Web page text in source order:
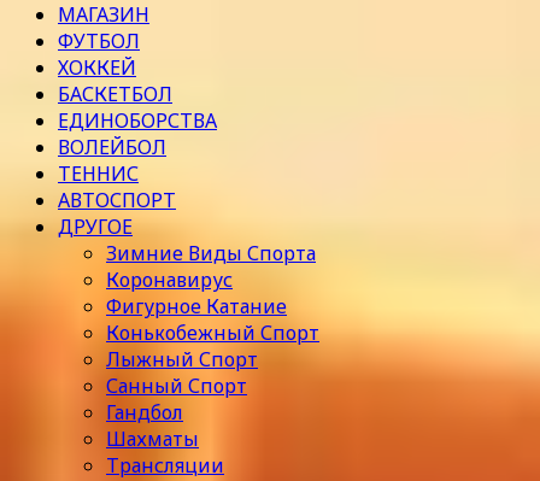
МАГАЗИН
ФУТБОЛ
ХОККЕЙ
БАСКЕТБОЛ
ЕДИНОБОРСТВА
ВОЛЕЙБОЛ
ТЕННИС
АВТОСПОРТ
ДРУГОЕ
Зимние Виды Спорта
Коронавирус
Фигурное Катание
Конькобежный Спорт
Лыжный Спорт
Санный Спорт
Гандбол
Шахматы
Трансляции